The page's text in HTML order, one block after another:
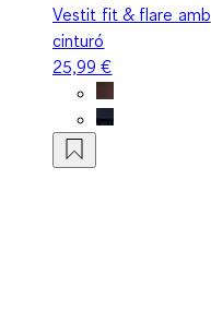
Vestit fit & flare amb
cinturó
25,99 €